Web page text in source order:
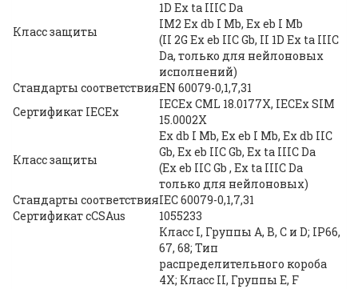
Класс защиты
1D Ex ta IIIC Da
IM2 Ex db I Mb, Ex eb I Mb
(II 2G Ex eb IIC Gb, II 1D Ex ta IIIC
Da, только для нейлоновых
исполнений)
Стандарты соответствияEN 60079-0,1,7,31
Сертификат IECEx
IECEx CML 18.0177X, IECEx SIM
15.0002X
Класс защиты
Ex db I Mb, Ex eb I Mb, Ex db IIC
Gb, Ex eb IIC Gb, Ex ta IIIC Da
(Ex eb IIC Gb , Ex ta IIIC Da
только для нейлоновых)
Стандарты соответствияIEC 60079-0,1,7,31
Сертификат cCSAus
1055233
Класс I, Группы A, B, C и D; IP66,
67, 68; Тип
распределительного короба
4X; Класс II, Группы E, F